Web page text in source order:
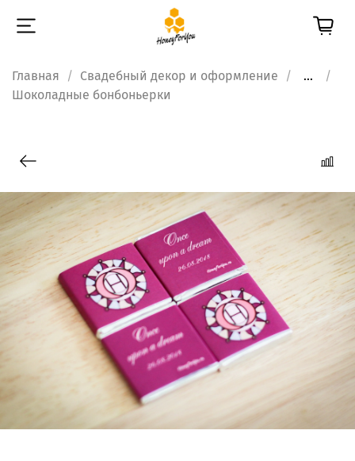
Главная Свадебный декор и оформление
...
Шоколадные бонбоньерки